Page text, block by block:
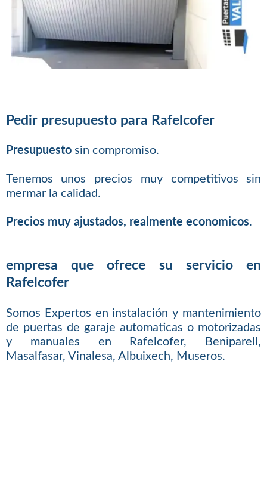
Pedir presupuesto para Rafelcofer
Presupuestosin compromiso.
Tenemos unos precios muy competitivos sin
mermar la calidad.
Precios muy ajustados, realmente economicos.
empresa que ofrece su servicio en
Rafelcofer
Somos Expertos en instalación y mantenimiento
de puertas de garaje automaticas o motorizadas
y manuales en Rafelcofer, Beniparell,
Masalfasar, Vinalesa, Albuixech, Museros.